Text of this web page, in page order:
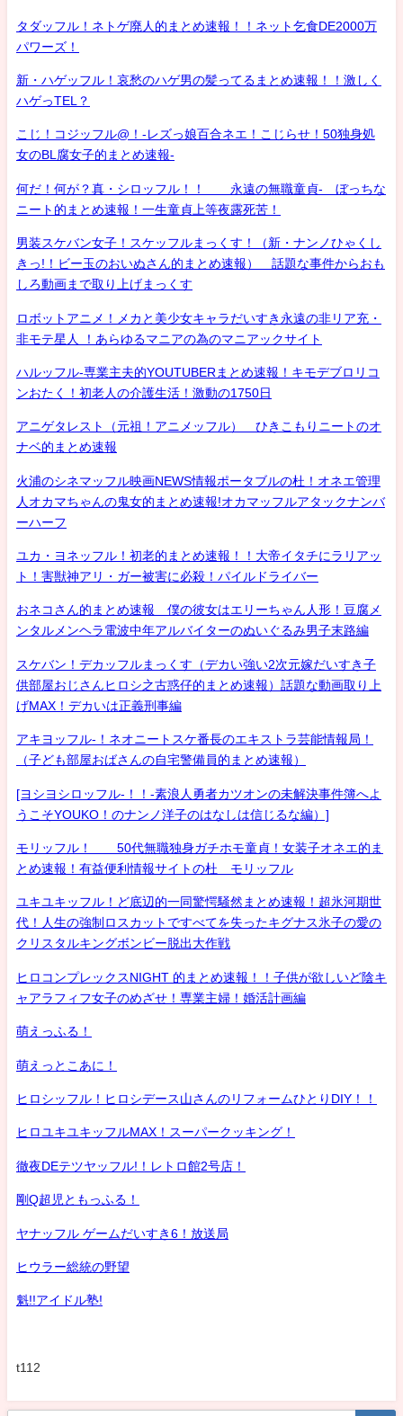
タダッフル！ネトゲ廃人的まとめ速報！！ネット乞食DE2000万
パワーズ！
新・ハゲッフル！哀愁のハゲ男の髪ってるまとめ速報！！激しく
ハゲっTEL？
こじ！コジッフル@！-レズっ娘百合ネエ！こじらせ！50独身処
女のBL腐女子的まとめ速報-
何だ！何が？真・シロッフル！！ 永遠の無職童貞- ぼっちな
ニート的まとめ速報！一生童貞上等夜露死苦！
男装スケバン女子！スケッフルまっくす！（新・ナンノひゃくし
きっ!！ビー玉のおいぬさん的まとめ速報） 話題な事件からおも
しろ動画まで取り上げまっくす
ロボットアニメ！メカと美少女キャラだいすき永遠の非リア充・
非モテ星人 ！あらゆるマニアの為のマニアックサイト
ハルッフル-専業主夫的YOUTUBERまとめ速報！キモデブロリコ
ンおたく！初老人の介護生活！激動の1750日
アニゲタレスト（元祖！アニメッフル） ひきこもりニートのオ
ナベ的まとめ速報
火浦のシネマッフル映画NEWS情報ポータブルの杜！オネエ管理
人オカマちゃんの鬼女的まとめ速報!オカマッフルアタックナンバ
ーハーフ
ユカ・ヨネッフル！初老的まとめ速報！！大帝イタチにラリアッ
ト！害獣神アリ・ガー被害に必殺！パイルドライバー
おネコさん的まとめ速報 僕の彼女はエリーちゃん人形！豆腐メ
ンタルメンヘラ電波中年アルバイターのぬいぐるみ男子末路編
スケバン！デカッフルまっくす（デカい強い2次元嫁だいすき子
供部屋おじさんヒロシ之古惑仔的まとめ速報）話題な動画取り上
げMAX！デカいは正義刑事編
アキヨッフル-！ネオニートスケ番長のエキストラ芸能情報局！
（子ども部屋おばさんの自宅警備員的まとめ速報）
[ヨシヨシロッフル-！！-素浪人勇者カツオンの未解決事件簿へよ
うこそYOUKO！のナンノ洋子のはなしは信じるな編）]
モリッフル！ 50代無職独身ガチホモ童貞！女装子オネエ的ま
とめ速報！有益便利情報サイトの杜 モリッフル
ユキユキッフル！ど底辺的一同驚愕騒然まとめ速報！超氷河期世
代！人生の強制ロスカットですべてを失ったキグナス氷子の愛の
クリスタルキングボンビー脱出大作戦
ヒロコンプレックスNIGHT 的まとめ速報！！子供が欲しいど陰キ
ャアラフィフ女子のめざせ！専業主婦！婚活計画編
萌えっふる！
萌えっとこあに！
ヒロシッフル！ヒロシデース山さんのリフォームひとりDIY！！
ヒロユキユキッフルMAX！スーパークッキング！
徹夜DEテツヤッフル!！レトロ館2号店！
剛Q超児ともっふる！
ヤナッフル ゲームだいすき6！放送局
ヒウラー総統の野望
魁!!アイドル塾!
t112